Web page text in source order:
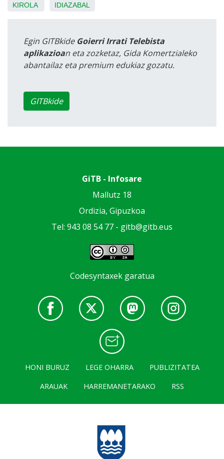
KIROLA IDIAZABAL
Egin GITBkide Goierri Irrati Telebista
aplikazioan eta zozketaz, Gida Komertzialeko
abantailaz eta premium edukiaz gozatu.
GITBkide
GiTB - Infosare
Mallutz 18
Ordizia, Gipuzkoa
Tel: 943 08 54 77 - gitb@gitb.eus
Codesyntaxek garatua
HONI BURUZ LEGE OHARRA
PUBLIZITATEA
ARAUAK
HARREMANETARAKO RSS